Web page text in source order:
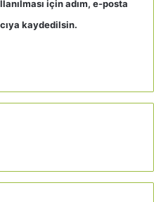
için adım, e-posta
kaydedilsin.